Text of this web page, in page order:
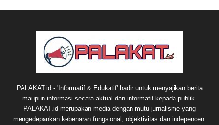
PALAKAT.id - 'Informatif & Edukatif' hadir untuk menyajikan berita
maupun informasi secara aktual dan informatif kepada publik.
PALAKAT.id merupakan media dengan mutu jurnalisme yang
mengedepankan kebenaran fungsional, objektivitas dan independen.